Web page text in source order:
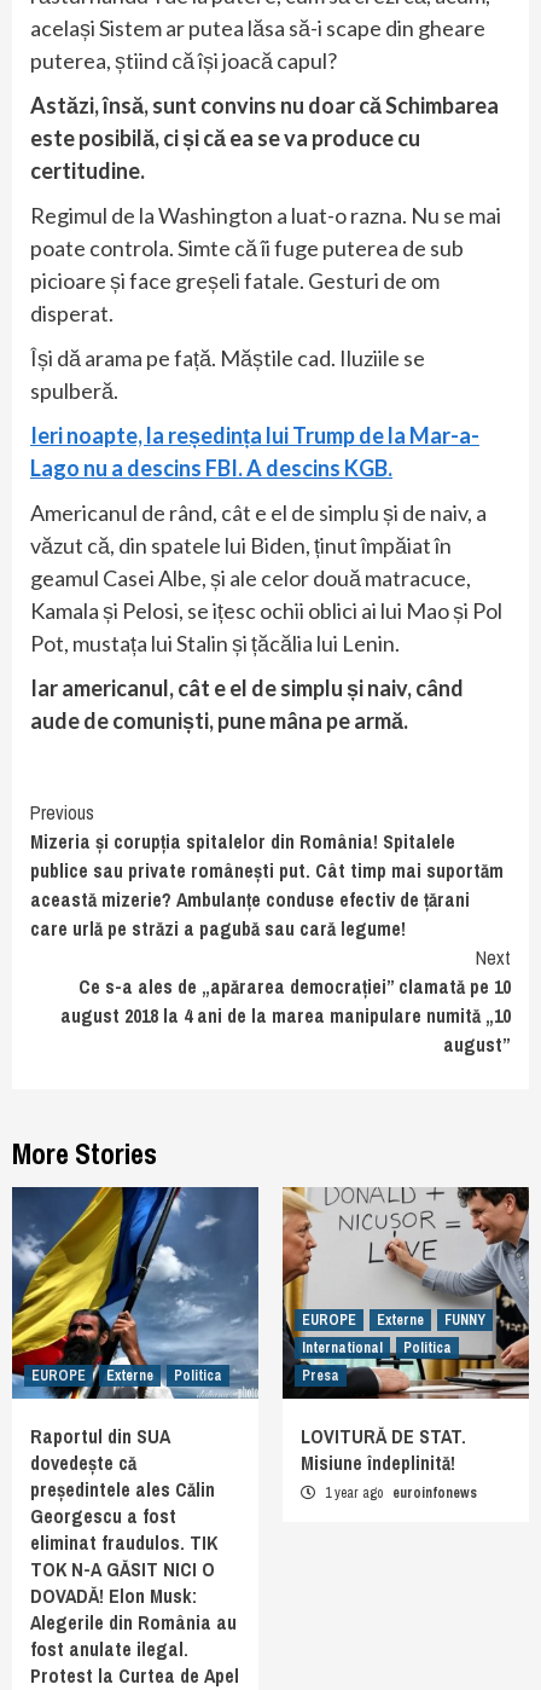
același Sistem ar putea lăsa să-i scape din gheare
puterea, știind că își joacă capul?
Astăzi, însă, sunt convins nu doar că Schimbarea
este posibilă, ci și că ea se va produce cu
certitudine.
Regimul de la Washington a luat-o razna. Nu se mai
poate controla. Simte că îi fuge puterea de sub
picioare și face greșeli fatale. Gesturi de om
disperat.
Își dă arama pe față. Măștile cad. Iluziile se
spulberă.
Ieri noapte, la reședința lui Trump de la Mar-a-
Lago nu a descins FBI. A descins KGB.
Americanul de rând, cât e el de simplu și de naiv, a
văzut că, din spatele lui Biden, ținut împăiat în
geamul Casei Albe, și ale celor două matracuce,
Kamala și Pelosi, se ițesc ochii oblici ai lui Mao și Pol
Pot, mustața lui Stalin și țăcălia lui Lenin.
Iar americanul, cât e el de simplu și naiv, când
aude de comuniști, pune mâna pe armă.
Continue
Reading
Previous
Mizeria și corupția spitalelor din România! Spitalele
publice sau private românești put. Cât timp mai suportăm
această mizerie? Ambulanțe conduse efectiv de țărani
care urlă pe străzi a pagubă sau cară legume!
Next
Ce s-a ales de „apărarea democrației” clamată pe 10
august 2018 la 4 ani de la marea manipulare numită „10
august”
More Stories
EUROPE Externe Politica
Raportul din SUA
dovedește că
președintele ales Călin
Georgescu a fost
eliminat fraudulos. TIK
TOK N-A GĂSIT NICI O
DOVADĂ! Elon Musk:
Alegerile din România au
fost anulate ilegal.
Protest la Curtea de Apel
EUROPE Externe
FUNNY
International
Politica
Presa
LOVITURĂ DE STAT.
Misiune îndeplinită!
1 year ago euroinfonews